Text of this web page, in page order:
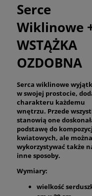
Serce
Wiklinowe
WSTĄŻKA
OZDOBNA
Serca wiklinowe
w swojej prostocie,
charakteru każdemu
wnętrzu. Przede
stanowią one
podstawę do
kwiatowych, ale
wykorzystywać także
inne sposoby.
Wymiary:
wielkość